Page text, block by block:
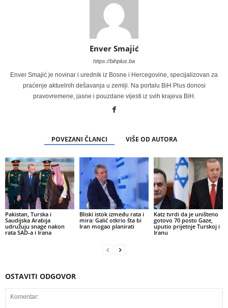
Enver Smajić
https://bihplus.ba
Enver Smajić je novinar i urednik iz Bosne i Hercegovine, specijalizovan za
praćenje aktuelnih dešavanja u zemlji. Na portalu BiH Plus donosi
pravovremene, jasne i pouzdane vijesti iz svih krajeva BiH.
POVEZANI ČLANCI VIŠE OD AUTORA
Pakistan, Turska i
Saudijska Arabija
udružuju snage nakon
rata SAD-a i Irana
Bliski istok između rata i
mira: Galić otkrio šta bi
Iran mogao planirati
Katz tvrdi da je uništeno
gotovo 70 posto Gaze,
uputio prijetnje Turskoj i
Iranu
OSTAVITI ODGOVOR